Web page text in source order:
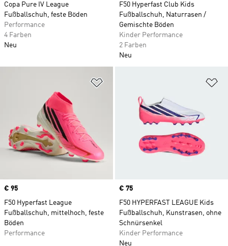
Copa Pure IV League
Fußballschuh, feste Böden
Performance
4 Farben
Neu
F50 Hyperfast Club Kids
Fußballschuh, Naturrasen /
Gemischte Böden
Kinder Performance
2 Farben
Neu
Price
€ 95
F50 Hyperfast League
Fußballschuh, mittelhoch, feste
Böden
Performance
Price
€ 75
F50 HYPERFAST LEAGUE Kids
Fußballschuh, Kunstrasen, ohne
Schnürsenkel
Kinder Performance
Neu